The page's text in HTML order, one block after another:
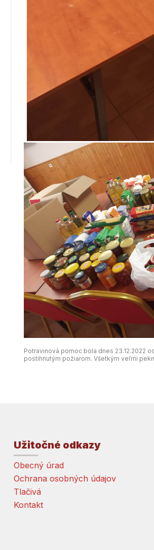
Potravinová pomoc bola dnes 23.12.2022
postihnutým požiarom. Všetkým veľmi
Užitočné odkazy
Obecný úrad
Ochrana osobných údajov
Tlačivá
Kontakt